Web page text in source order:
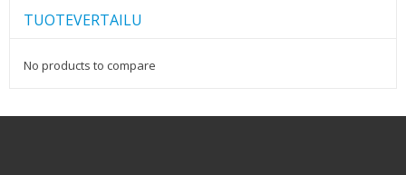
TUOTEVERTAILU
No products to compare